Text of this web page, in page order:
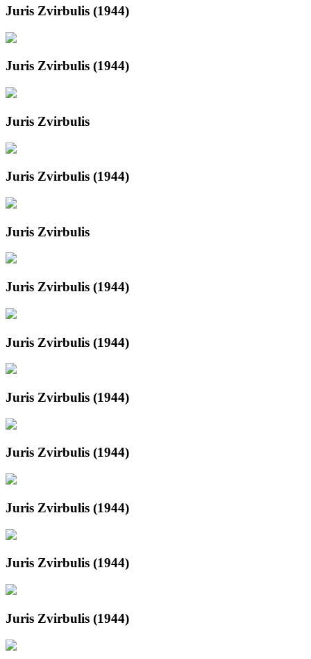
Juris Zvirbulis (1944)
Juris Zvirbulis (1944)
Juris Zvirbulis
Juris Zvirbulis (1944)
Juris Zvirbulis
Juris Zvirbulis (1944)
Juris Zvirbulis (1944)
Juris Zvirbulis (1944)
Juris Zvirbulis (1944)
Juris Zvirbulis (1944)
Juris Zvirbulis (1944)
Juris Zvirbulis (1944)